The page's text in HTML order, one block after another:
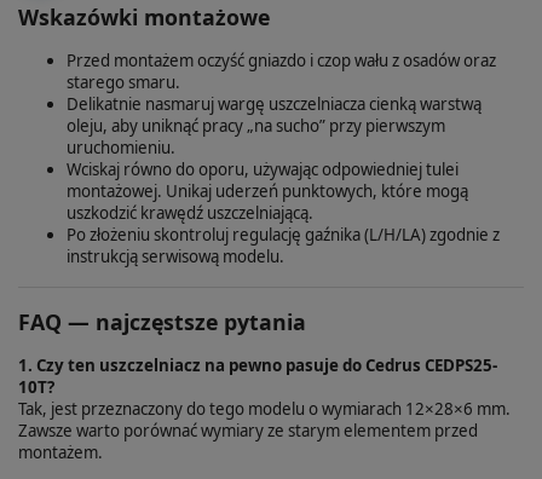
Wskazówki montażowe
Przed montażem oczyść gniazdo i czop wału z osadów oraz
starego smaru.
Delikatnie nasmaruj wargę uszczelniacza cienką warstwą
oleju, aby uniknąć pracy „na sucho” przy pierwszym
uruchomieniu.
Wciskaj równo do oporu, używając odpowiedniej tulei
montażowej. Unikaj uderzeń punktowych, które mogą
uszkodzić krawędź uszczelniającą.
Po złożeniu skontroluj regulację gaźnika (L/H/LA) zgodnie z
instrukcją serwisową modelu.
FAQ — najczęstsze pytania
1. Czy ten uszczelniacz na pewno pasuje do Cedrus CEDPS25-
10T?
Tak, jest przeznaczony do tego modelu o wymiarach 12×28×6 mm.
Zawsze warto porównać wymiary ze starym elementem przed
montażem.